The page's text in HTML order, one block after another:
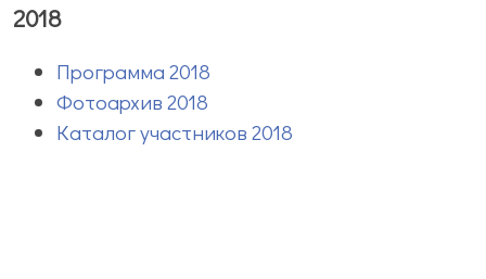
2018
Программа 2018
Фотоархив 2018
Каталог участников 2018